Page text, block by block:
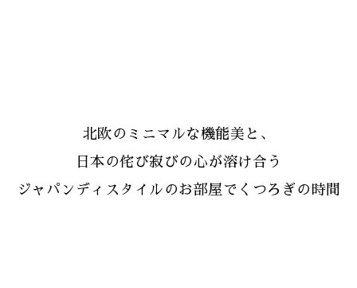
北欧のミニマルな機能美と、
日本の侘び寂びの心が溶け合う
ジャパンディスタイルのお部屋でくつろぎの時間